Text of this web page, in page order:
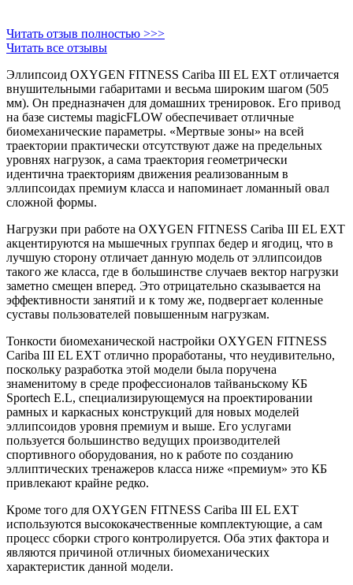
Читать отзыв полностью >>>
Читать все отзывы
Эллипсоид OXYGEN FITNESS Cariba III EL EXT отличается
внушительными габаритами и весьма широким шагом (505
мм). Он предназначен для домашних тренировок. Его привод
на базе системы magicFLOW обеспечивает отличные
биомеханические параметры. «Мертвые зоны» на всей
траектории практически отсутствуют даже на предельных
уровнях нагрузок, а сама траектория геометрически
идентична траекториям движения реализованным в
эллипсоидах премиум класса и напоминает ломанный овал
сложной формы.
Нагрузки при работе на OXYGEN FITNESS Cariba III EL EXT
акцентируются на мышечных группах бедер и ягодиц, что в
лучшую сторону отличает данную модель от эллипсоидов
такого же класса, где в большинстве случаев вектор нагрузки
заметно смещен вперед. Это отрицательно сказывается на
эффективности занятий и к тому же, подвергает коленные
суставы пользователей повышенным нагрузкам.
Тонкости биомеханической настройки OXYGEN FITNESS
Cariba III EL EXT отлично проработаны, что неудивительно,
поскольку разработка этой модели была поручена
знаменитому в среде профессионалов тайваньскому КБ
Sportech E.L, специализирующемуся на проектировании
рамных и каркасных конструкций для новых моделей
эллипсоидов уровня премиум и выше. Его услугами
пользуется большинство ведущих производителей
спортивного оборудования, но к работе по созданию
эллиптических тренажеров класса ниже «премиум» это КБ
привлекают крайне редко.
Кроме того для OXYGEN FITNESS Cariba III EL EXT
используются высококачественные комплектующие, а сам
процесс сборки строго контролируется. Оба этих фактора и
являются причиной отличных биомеханических
характеристик данной модели.